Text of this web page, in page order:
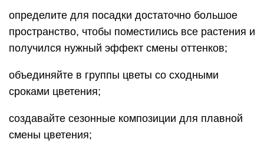
определите для посадки достаточно большое
пространство, чтобы поместились все растения и
получился нужный эффект смены оттенков;
объединяйте в группы цветы со сходными
сроками цветения;
создавайте сезонные композиции для плавной
смены цветения;